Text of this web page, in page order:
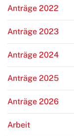
Anträge 2022
Anträge 2023
Anträge 2024
Anträge 2025
Anträge 2026
Arbeit